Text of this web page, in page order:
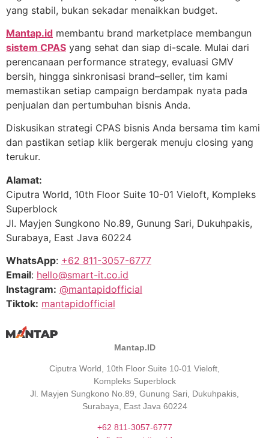
yang stabil, bukan sekadar menaikkan budget.
Mantap.id membantu brand marketplace membangun
sistem CPAS yang sehat dan siap di-scale. Mulai dari
perencanaan performance strategy, evaluasi GMV
bersih, hingga sinkronisasi brand–seller, tim kami
memastikan setiap campaign berdampak nyata pada
penjualan dan pertumbuhan bisnis Anda.
Diskusikan strategi CPAS bisnis Anda bersama tim kami
dan pastikan setiap klik bergerak menuju closing yang
terukur.
Alamat:
Ciputra World, 10th Floor Suite 10-01 Vieloft, Kompleks
Superblock
Jl. Mayjen Sungkono No.89, Gunung Sari, Dukuhpakis,
Surabaya, East Java 60224
WhatsApp: +62 811-3057-6777
Email: hello@smart-it.co.id
Instagram: @mantapidofficial
Tiktok: mantapidofficial
Mantap.ID
Ciputra World, 10th Floor Suite 10-01 Vieloft,
Kompleks Superblock
Jl. Mayjen Sungkono No.89, Gunung Sari, Dukuhpakis,
Surabaya, East Java 60224
+62 811-3057-6777